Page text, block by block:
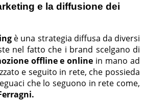
e la diffusione dei
è una strategia diffusa da diversi
nel fatto che i brand scelgano di
offline e online in mano ad
e seguito in rete, che possieda
che lo seguono in rete come,